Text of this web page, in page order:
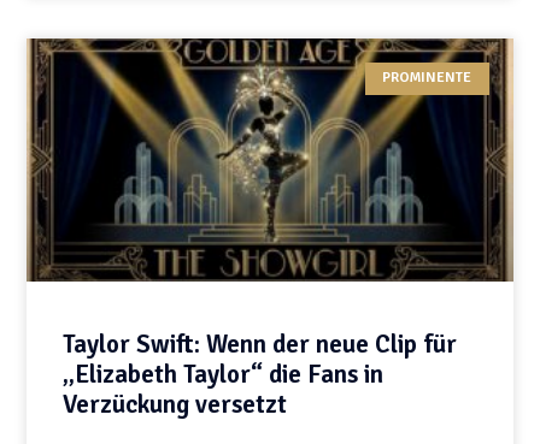
PROMINENTE
Taylor Swift: Wenn der neue Clip für
„Elizabeth Taylor“ die Fans in
Verzückung versetzt